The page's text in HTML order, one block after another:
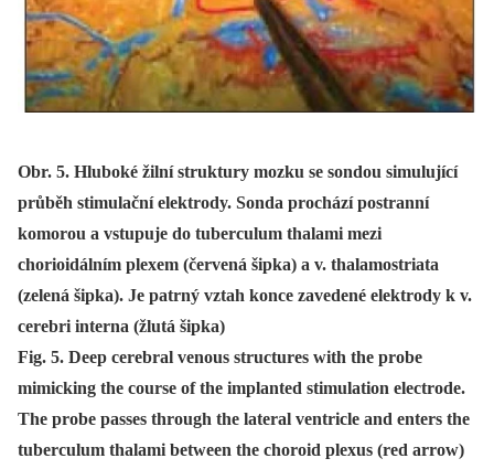
Obr. 5. Hluboké žilní struktury mozku se sondou simulující
průběh stimulační elektrody. Sonda prochází postranní
komorou a vstupuje do tuberculum thalami mezi
chorioidálním plexem (červená šipka) a v. thalamostriata
(zelená šipka). Je patrný vztah konce zavedené elektrody k v.
cerebri interna (žlutá šipka)
Fig. 5. Deep cerebral venous structures with the probe
mimicking the course of the implanted stimulation electrode.
The probe passes through the lateral ventricle and enters the
tuberculum thalami between the choroid plexus (red arrow)